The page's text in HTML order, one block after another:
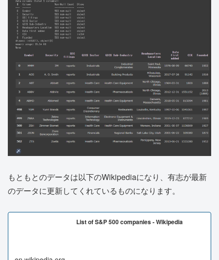
もともとのデータは以下のWikipediaになり、有志が最新
のデータに更新してくれているものになります。
List of S&P 500 companies - Wikipedia